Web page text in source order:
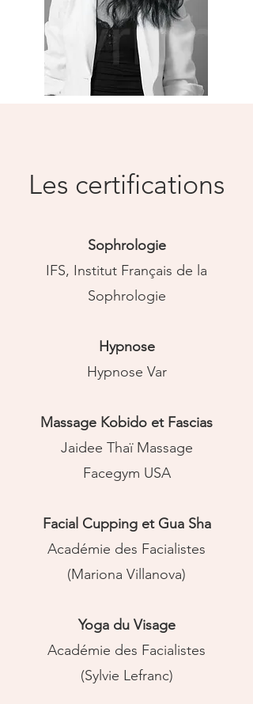
Les certifications
Sophrologie
IFS, Institut Français de la
Sophrologie
Hypnose
Hypnose Var
Massage Kobido et Fascias
Jaidee Thaï Massage
Facegym USA
Facial Cupping et Gua Sha
Académie des Facialistes
(Mariona Villanova)
Yoga du Visage
Académie des Facialistes
(Sylvie Lefranc)